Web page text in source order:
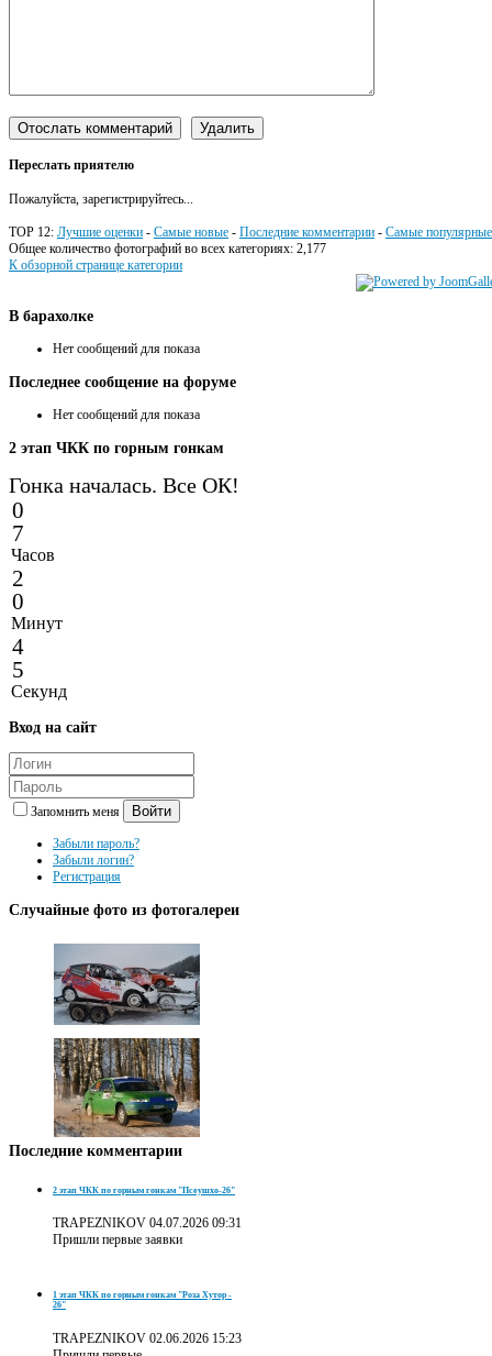
Переслать приятелю
Пожалуйста, зарегистрируйтесь...
TOP 12: Лучшие оценки - Самые новые - Последние комментарии - Самые популярные
Общее количество фотографий во всех категориях: 2,177
К обзорной странице категории
В барахолке
Нет сообщений для показа
Последнее сообщение на форуме
Нет сообщений для показа
2 этап ЧКК по горным гонкам
Гонка началась. Все ОК!
0
7
Часов
2
0
Минут
4
5
Секунд
Вход на сайт
Запомнить меня Войти
Забыли пароль?
Забыли логин?
Регистрация
Случайные фото из фотогалереи
Последние комментарии
2 этап ЧКК по горным гонкам "Псеушхо-26"
TRAPEZNIKOV 04.07.2026 09:31
Пришли первые заявки
1 этап ЧКК по горным гонкам "Роза Хутор -
26"
TRAPEZNIKOV 02.06.2026 15:23